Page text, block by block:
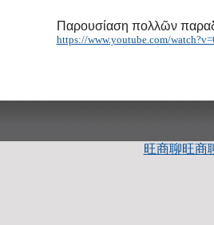
Παρουσίαση πολλῶν
https://www.youtube.com/
旺商聊旺商